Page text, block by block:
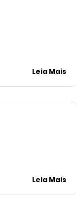
Leia Mais
Leia Mais